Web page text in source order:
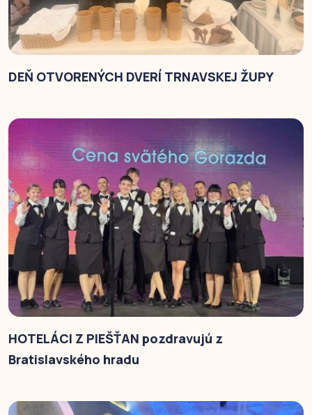
DEŇ OTVORENÝCH DVERÍ TRNAVSKEJ ŽUPY
HOTELÁCI Z PIEŠŤAN pozdravujú z
Bratislavského hradu